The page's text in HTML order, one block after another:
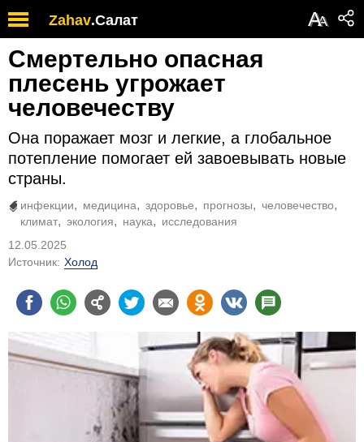
Zahav.Салат АА
Смертельно опасная
плесень угрожает
человечеству
Она поражает мозг и легкие, а глобальное
потепление помогает ей завоевывать новые
страны.
инфекции медицина здоровье прогнозы
человечество
климат
экология наука
исследования
12.05.2025
Источник: Холод